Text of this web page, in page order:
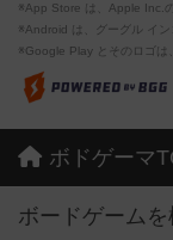
※App Store は、Apple Inc.
※Android は、グーグル イン
※Google Play とそのロゴは
ボドゲーマ
ボードゲームを